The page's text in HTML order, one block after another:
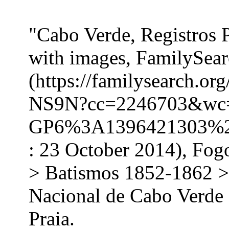
"Cabo Verde, Registros
with images,
(https://
: 23 October 2014),
> Batismos 1852-1862
Nacional de Cabo
Praia.